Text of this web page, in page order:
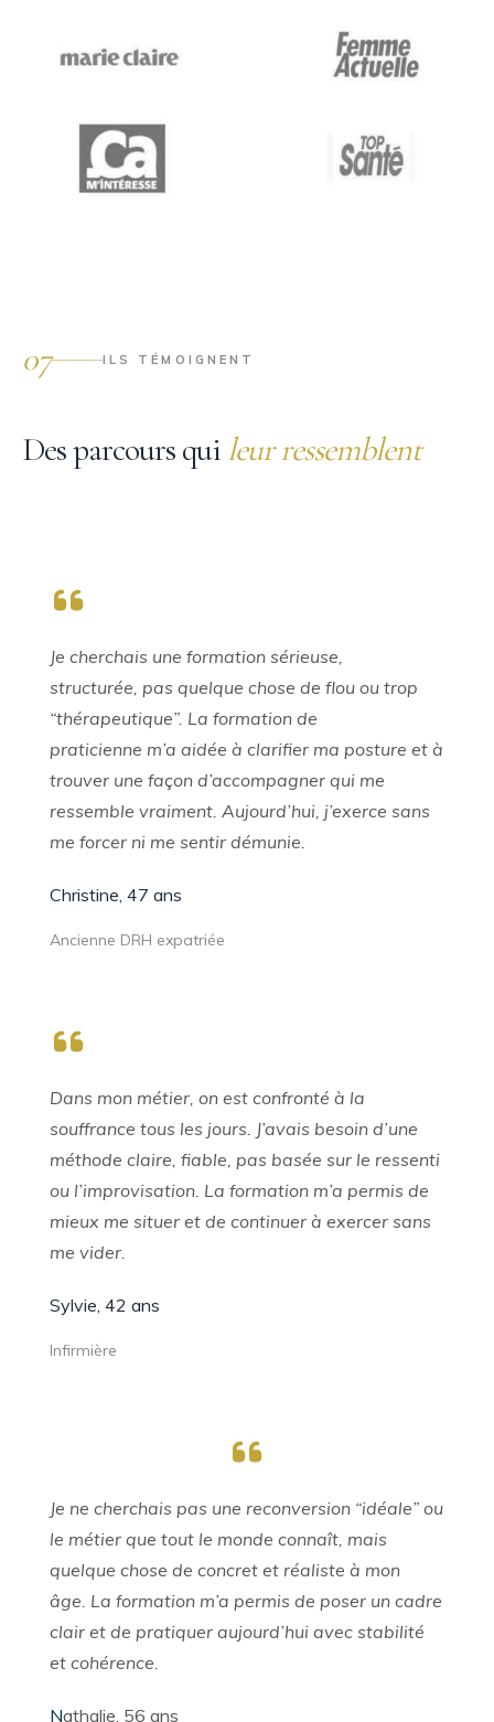
07 ILS TÉMOIGNENT
Des parcours quileur ressemblent
Je cherchais une formation sérieuse,
structurée, pas quelque chose de flou ou trop
“thérapeutique”. La formation de
praticienne m’a aidée à clarifier ma posture et à
trouver une façon d’accompagner qui me
ressemble vraiment. Aujourd’hui, j’exerce sans
me forcer ni me sentir démunie.
Christine, 47 ans
Ancienne DRH expatriée
Dans mon métier, on est confronté à la
souffrance tous les jours. J’avais besoin d’une
méthode claire, fiable, pas basée sur le ressenti
ou l’improvisation. La formation m’a permis de
mieux me situer et de continuer à exercer sans
me vider.
Sylvie, 42 ans
Infirmière
Je ne cherchais pas une reconversion “idéale” ou
le métier que tout le monde connaît, mais
quelque chose de concret et réaliste à mon
âge. La formation m’a permis de poser un cadre
clair et de pratiquer aujourd’hui avec stabilité
et cohérence.
Nathalie, 56 ans